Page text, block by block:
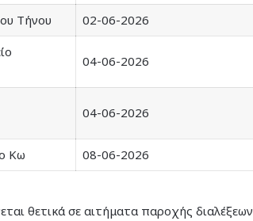
Τήνου
02-06-2026
04-06-2026
04-06-2026
Κω 08-06-2026
θετικά σε αιτήματα παροχής διαλέξεων